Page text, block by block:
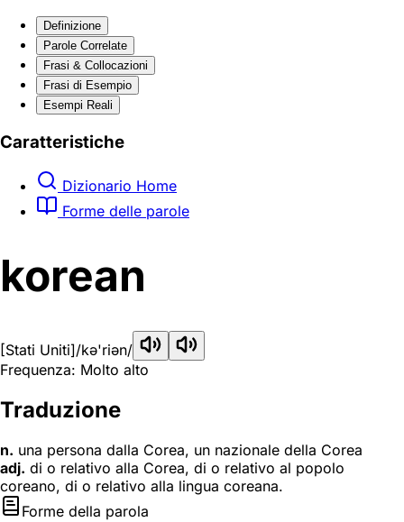
Definizione
Parole Correlate
Frasi & Collocazioni
Frasi di Esempio
Esempi Reali
Caratteristiche
Dizionario Home
Forme delle parole
korean
[Stati Uniti]/kə'riən/
Frequenza: Molto alto
Traduzione
n. una persona dalla Corea, un nazionale della Corea
adj. di o relativo alla Corea, di o relativo al popolo
coreano, di o relativo alla lingua coreana.
Forme della parola